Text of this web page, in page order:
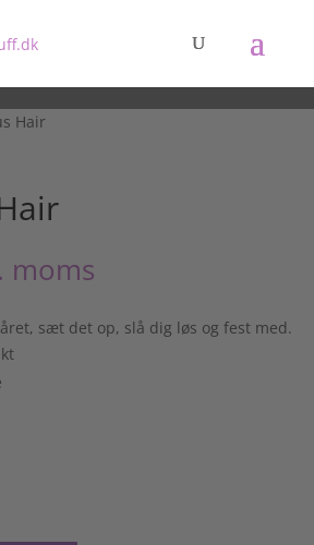
Hair
moms
sæt det op, slå dig løs og fest med.